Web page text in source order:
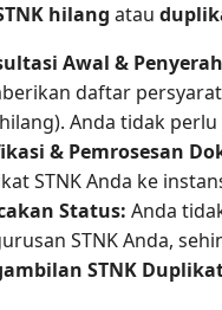
hilang atau
Awal &
daftar
Anda tidak
& Pemrosesan
STNK Anda ke
Status: Anda
STNK Anda,
STNK